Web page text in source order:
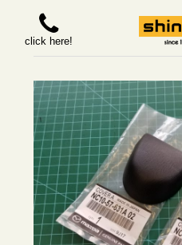
click here!